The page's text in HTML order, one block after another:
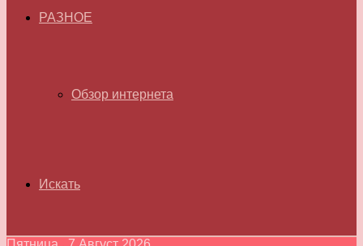
РАЗНОЕ
Обзор интернета
Искать